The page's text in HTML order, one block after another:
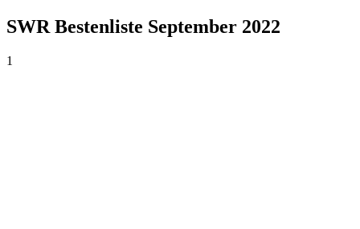
SWR Bestenliste September 2022
1